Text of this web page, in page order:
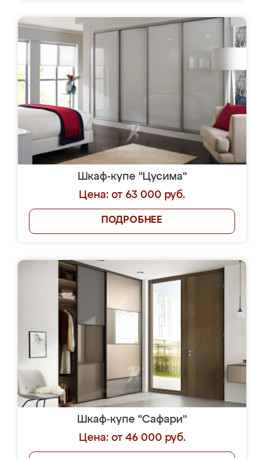
Шкаф-купе "Цусима"
Цена: от 63 000 руб.
ПОДРОБНЕЕ
Шкаф-купе "Сафари"
Цена: от 46 000 руб.